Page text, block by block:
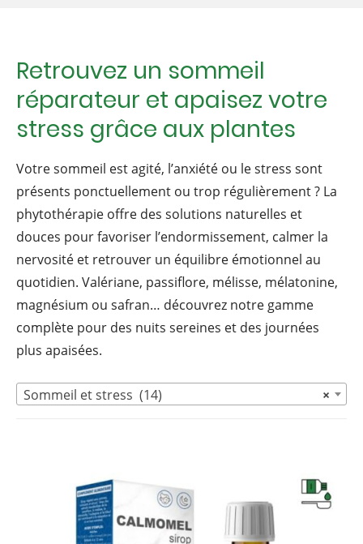
Retrouvez un sommeil
réparateur et apaisez votre
stress grâce aux plantes
Votre sommeil est agité, l’anxiété ou le stress sont
présents ponctuellement ou trop régulièrement ? La
phytothérapie offre des solutions naturelles et
douces pour favoriser l’endormissement, calmer la
nervosité et retrouver un équilibre émotionnel au
quotidien. Valériane, passiflore, mélisse, mélatonine,
magnésium ou safran… découvrez notre gamme
complète pour des nuits sereines et des journées
plus apaisées.
×
Sommeil et stress (14)